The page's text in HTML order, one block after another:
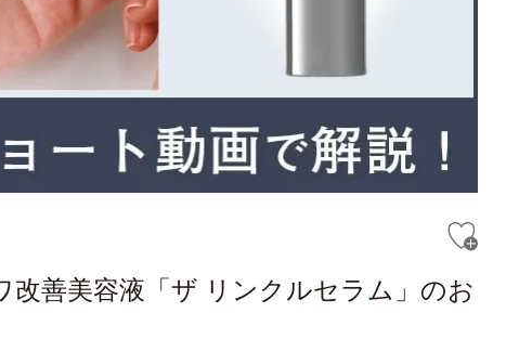
改善美容液「ザ リンクルセラム」のお